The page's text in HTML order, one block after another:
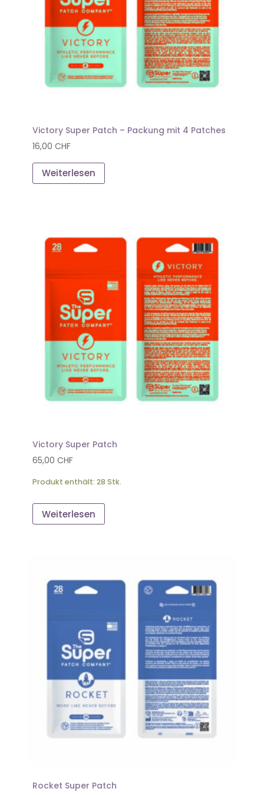
Victory Super Patch – Packung mit 4 Patches
16,00 CHF
Weiterlesen
Victory Super Patch
65,00 CHF
Produkt enthält: 28 Stk.
Weiterlesen
Rocket Super Patch